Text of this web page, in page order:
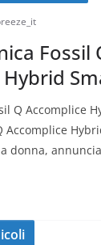
Fossil
Q Accomplice
Accomplice
donna,